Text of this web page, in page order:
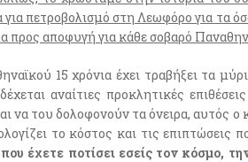
για πετροβολισμό στη Λεωφόρο για τα
προς αποφυγή για κάθε σοβαρό
15 χρόνια έχει τραβήξει τα
αναίτιες προκλητικές
να του δολοφονούν τα όνειρα, αυτός
το κόστος και τις επιπτώσεις
έχετε ποτίσει εσείς τον κόσμο,